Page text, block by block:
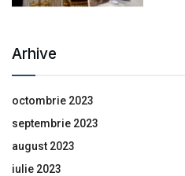
Arhive
octombrie 2023
septembrie 2023
august 2023
iulie 2023